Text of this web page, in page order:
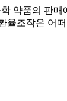
약품의 판매
조작은 어